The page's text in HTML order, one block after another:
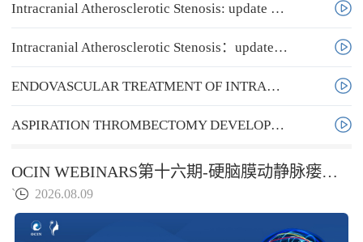
Intracranial Atherosclerotic Stenosis: update and technique
Intracranial Atherosclerotic Stenosis：update and technique
ENDOVASCULAR TREATMENT OF INTRACRANIAL TUMORS
ASPIRATION THROMBECTOMY DEVELOPMENT AND FUTURE
OCIN WEBINARS第十六期-硬脑膜动静脉瘘介入治疗应避免哪些情况？
` 2026.08.09